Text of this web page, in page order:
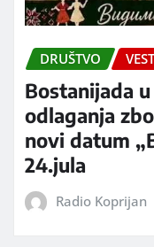
DRUŠTVO
Bostanijada
odlaganja
novi datum
24.jula
Radio Koprijan